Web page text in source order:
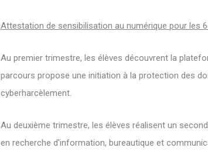
Attestation de sensibilisation au numérique pour les
Au premier trimestre, les élèves découvrent la
parcours propose une initiation à la protection des
cyberharcèlement.
Au deuxième trimestre, les élèves réalisent un
en recherche d'information, bureautique et